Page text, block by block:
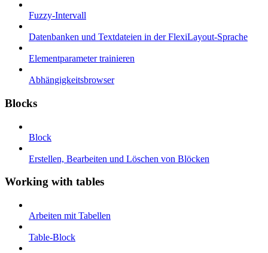
Fuzzy-Intervall
Datenbanken und Textdateien in der FlexiLayout-Sprache
Elementparameter trainieren
Abhängigkeitsbrowser
Blocks
Block
Erstellen, Bearbeiten und Löschen von Blöcken
Working with tables
Arbeiten mit Tabellen
Table-Block